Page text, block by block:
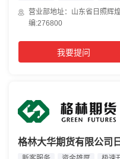
营业部地址：山东省日照辉
编:276800
我要提问
格林大华期货有限公司